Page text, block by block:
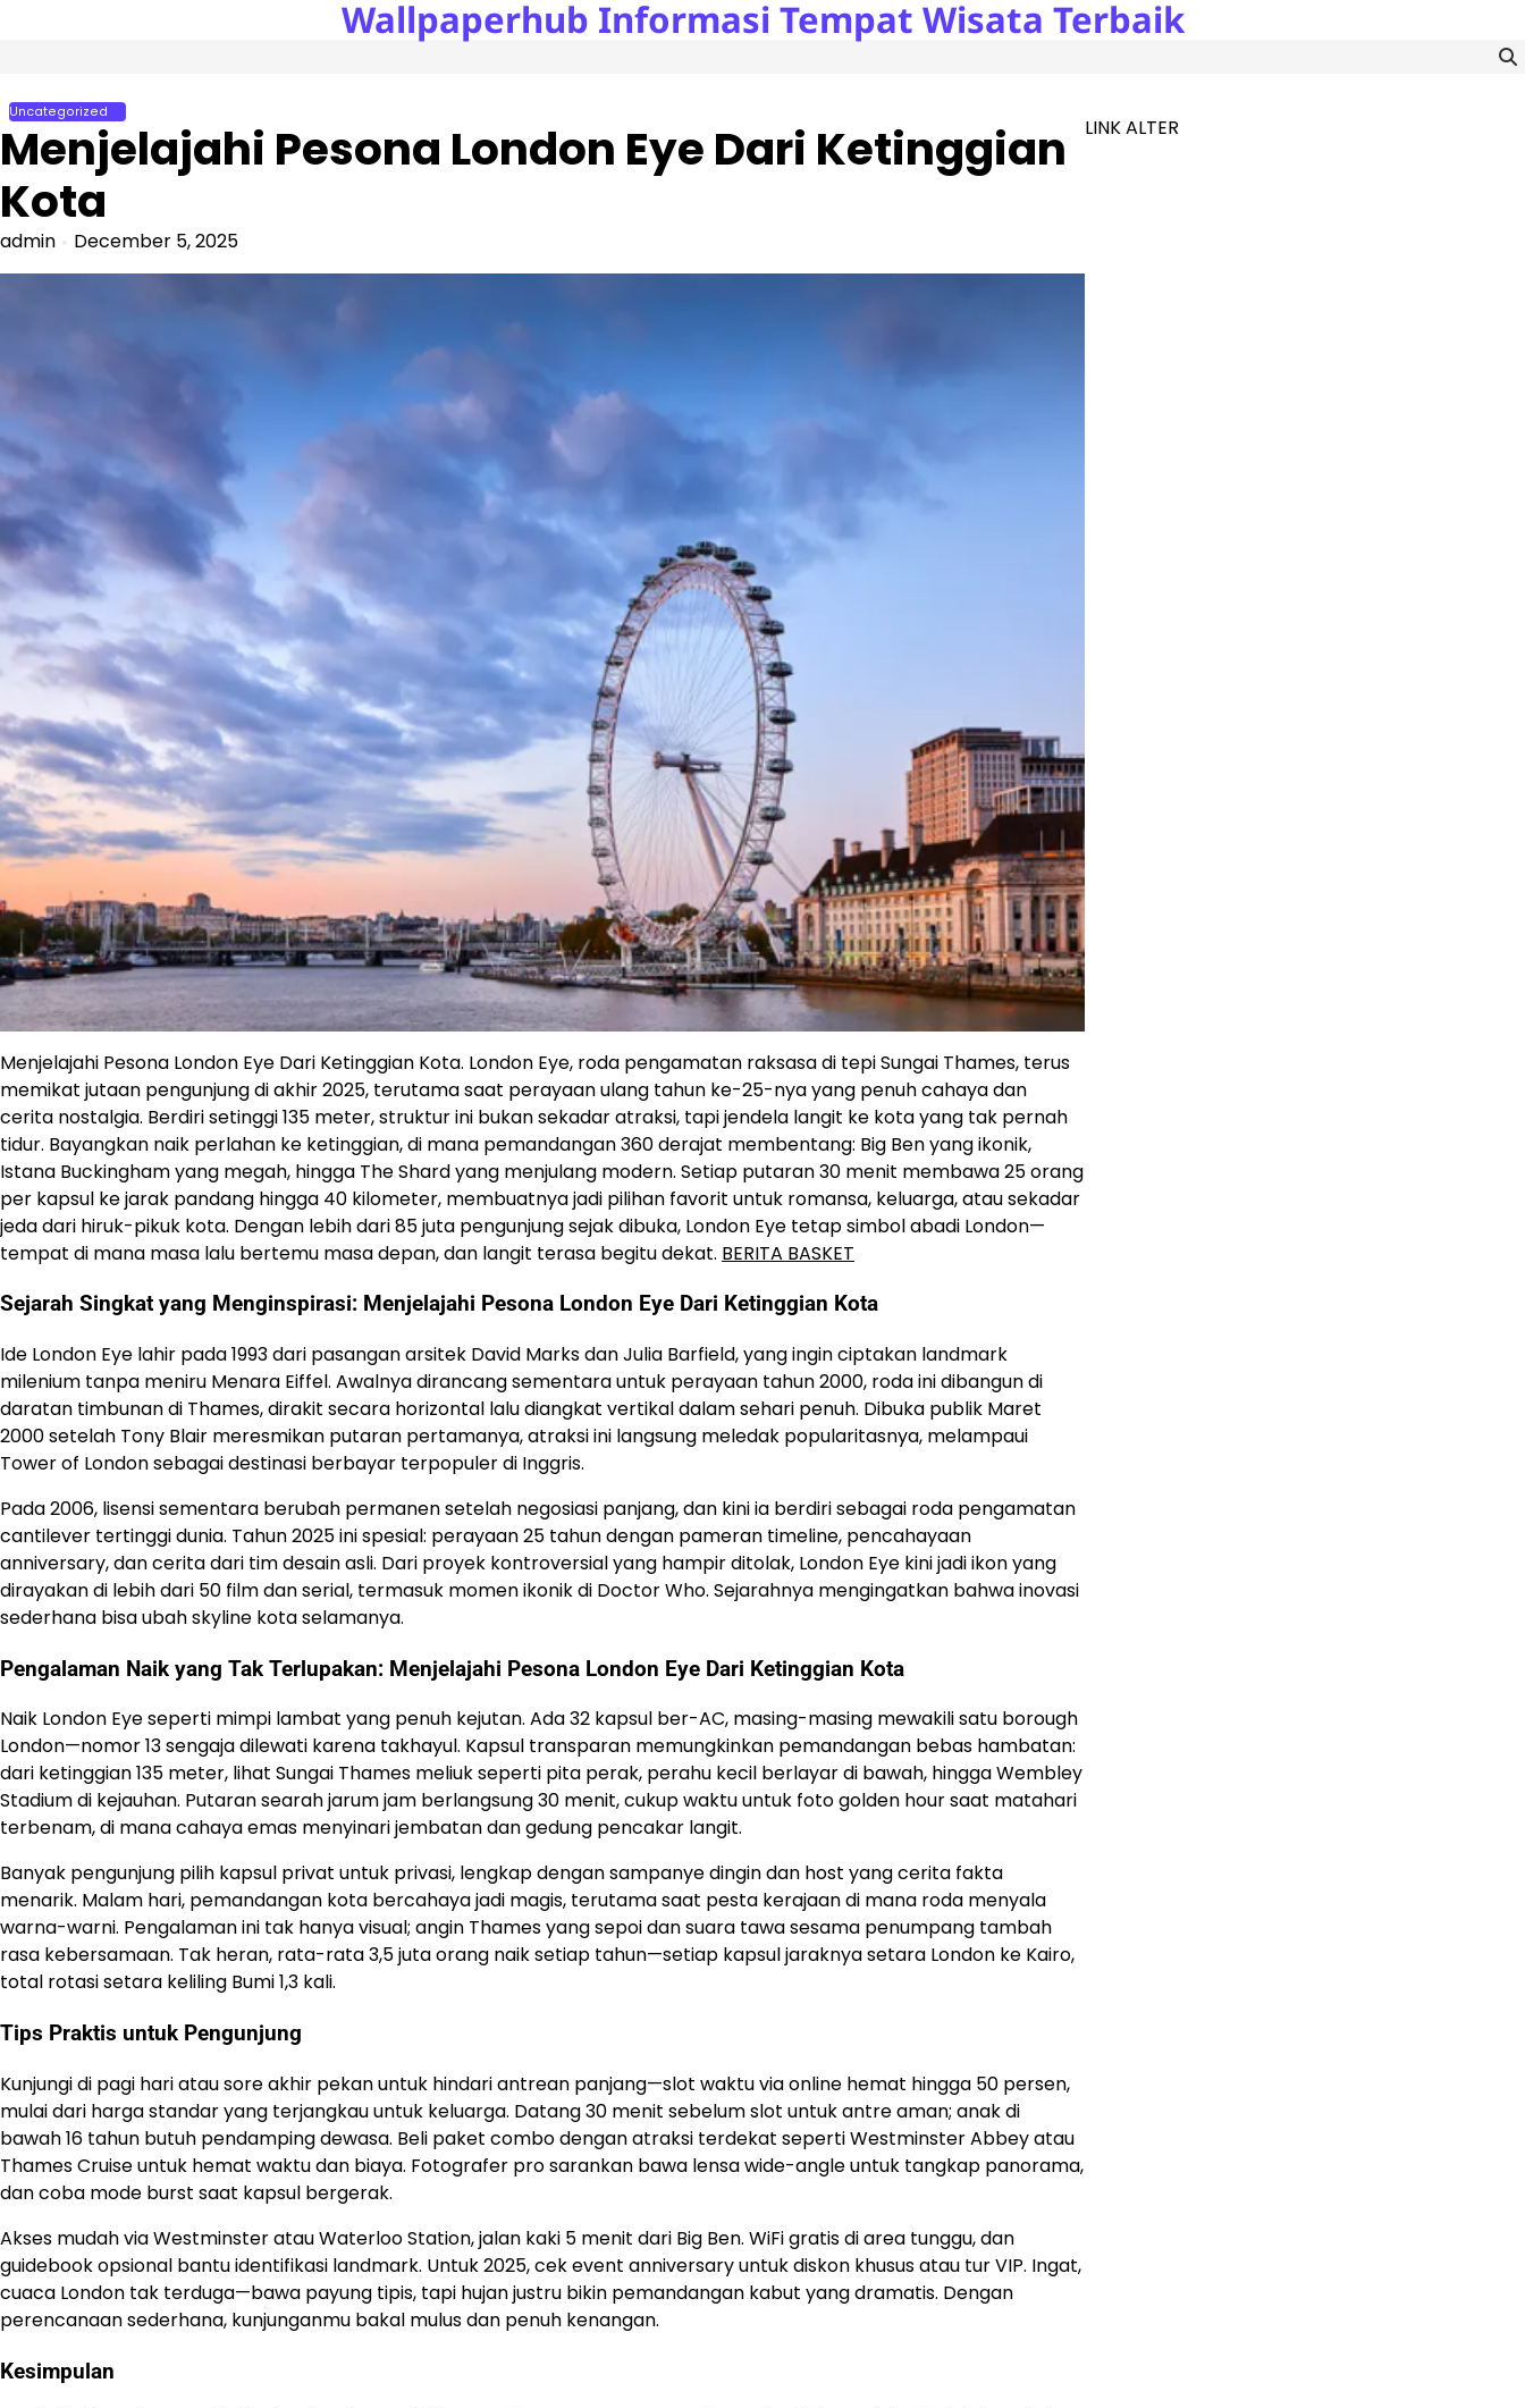
Wallpaperhub Informasi Tempat Wisata Terbaik
Uncategorized
Menjelajahi Pesona London Eye Dari Ketinggian
Kota
admin December 5, 2025
Menjelajahi Pesona London Eye Dari Ketinggian Kota. London Eye, roda pengamatan raksasa di tepi Sungai Thames, terus
memikat jutaan pengunjung di akhir 2025, terutama saat perayaan ulang tahun ke-25-nya yang penuh cahaya dan
cerita nostalgia. Berdiri setinggi 135 meter, struktur ini bukan sekadar atraksi, tapi jendela langit ke kota yang tak pernah
tidur. Bayangkan naik perlahan ke ketinggian, di mana pemandangan 360 derajat membentang: Big Ben yang ikonik,
Istana Buckingham yang megah, hingga The Shard yang menjulang modern. Setiap putaran 30 menit membawa 25 orang
per kapsul ke jarak pandang hingga 40 kilometer, membuatnya jadi pilihan favorit untuk romansa, keluarga, atau sekadar
jeda dari hiruk-pikuk kota. Dengan lebih dari 85 juta pengunjung sejak dibuka, London Eye tetap simbol abadi London—
tempat di mana masa lalu bertemu masa depan, dan langit terasa begitu dekat. BERITA BASKET
Sejarah Singkat yang Menginspirasi: Menjelajahi Pesona London Eye Dari Ketinggian Kota
Ide London Eye lahir pada 1993 dari pasangan arsitek David Marks dan Julia Barfield, yang ingin ciptakan landmark
milenium tanpa meniru Menara Eiffel. Awalnya dirancang sementara untuk perayaan tahun 2000, roda ini dibangun di
daratan timbunan di Thames, dirakit secara horizontal lalu diangkat vertikal dalam sehari penuh. Dibuka publik Maret
2000 setelah Tony Blair meresmikan putaran pertamanya, atraksi ini langsung meledak popularitasnya, melampaui
Tower of London sebagai destinasi berbayar terpopuler di Inggris.
Pada 2006, lisensi sementara berubah permanen setelah negosiasi panjang, dan kini ia berdiri sebagai roda pengamatan
cantilever tertinggi dunia. Tahun 2025 ini spesial: perayaan 25 tahun dengan pameran timeline, pencahayaan
anniversary, dan cerita dari tim desain asli. Dari proyek kontroversial yang hampir ditolak, London Eye kini jadi ikon yang
dirayakan di lebih dari 50 film dan serial, termasuk momen ikonik di Doctor Who. Sejarahnya mengingatkan bahwa inovasi
sederhana bisa ubah skyline kota selamanya.
Pengalaman Naik yang Tak Terlupakan: Menjelajahi Pesona London Eye Dari Ketinggian Kota
Naik London Eye seperti mimpi lambat yang penuh kejutan. Ada 32 kapsul ber-AC, masing-masing mewakili satu borough
London—nomor 13 sengaja dilewati karena takhayul. Kapsul transparan memungkinkan pemandangan bebas hambatan:
dari ketinggian 135 meter, lihat Sungai Thames meliuk seperti pita perak, perahu kecil berlayar di bawah, hingga Wembley
Stadium di kejauhan. Putaran searah jarum jam berlangsung 30 menit, cukup waktu untuk foto golden hour saat matahari
terbenam, di mana cahaya emas menyinari jembatan dan gedung pencakar langit.
Banyak pengunjung pilih kapsul privat untuk privasi, lengkap dengan sampanye dingin dan host yang cerita fakta
menarik. Malam hari, pemandangan kota bercahaya jadi magis, terutama saat pesta kerajaan di mana roda menyala
warna-warni. Pengalaman ini tak hanya visual; angin Thames yang sepoi dan suara tawa sesama penumpang tambah
rasa kebersamaan. Tak heran, rata-rata 3,5 juta orang naik setiap tahun—setiap kapsul jaraknya setara London ke Kairo,
total rotasi setara keliling Bumi 1,3 kali.
Tips Praktis untuk Pengunjung
Kunjungi di pagi hari atau sore akhir pekan untuk hindari antrean panjang—slot waktu via online hemat hingga 50 persen,
mulai dari harga standar yang terjangkau untuk keluarga. Datang 30 menit sebelum slot untuk antre aman; anak di
bawah 16 tahun butuh pendamping dewasa. Beli paket combo dengan atraksi terdekat seperti Westminster Abbey atau
Thames Cruise untuk hemat waktu dan biaya. Fotografer pro sarankan bawa lensa wide-angle untuk tangkap panorama,
dan coba mode burst saat kapsul bergerak.
Akses mudah via Westminster atau Waterloo Station, jalan kaki 5 menit dari Big Ben. WiFi gratis di area tunggu, dan
guidebook opsional bantu identifikasi landmark. Untuk 2025, cek event anniversary untuk diskon khusus atau tur VIP. Ingat,
cuaca London tak terduga—bawa payung tipis, tapi hujan justru bikin pemandangan kabut yang dramatis. Dengan
perencanaan sederhana, kunjunganmu bakal mulus dan penuh kenangan.
Kesimpulan
LINK ALTER